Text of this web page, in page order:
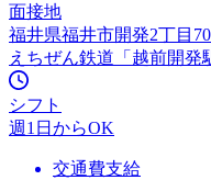
面接地
福井県福井市開発2丁目
えちぜん鉄道「越前開発
シフト
週1日からOK
交通費支給